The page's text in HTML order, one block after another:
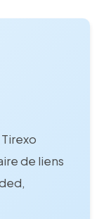
Tirexo
de liens